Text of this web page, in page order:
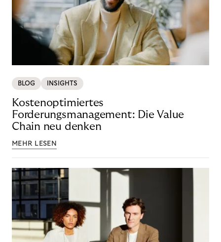
BLOG INSIGHTS
Kostenoptimiertes
Forderungsmanagement: Die Value
Chain neu denken
MEHR LESEN